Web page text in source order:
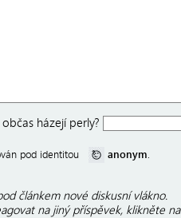
házejí perly?
pod identitou anonym.
článkem nové diskusní vlákno.
na jiný příspěvek, klikněte